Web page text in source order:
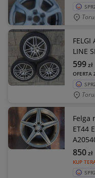
FELGI
LINE
OFERTA
599zł
Felga
ET44
KUP
850zł